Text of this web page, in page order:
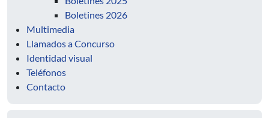
Boletines 2026
Multimedia
Llamados a Concurso
Identidad visual
Teléfonos
Contacto